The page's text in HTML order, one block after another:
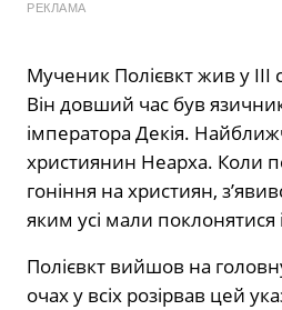
РЕКЛАМА
Мученик Полієвкт жив у III
Він довший час був
імператора Декія.
християнин Неарха. Коли
гоніння на християн,
яким усі мали поклонятися
Полієвкт вийшов на
очах у всіх розірвав цей